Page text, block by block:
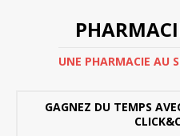
UNE PHARMACIE AU
GAGNEZ DU TEMPS